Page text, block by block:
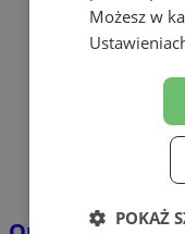
Możesz w
POKAŻ